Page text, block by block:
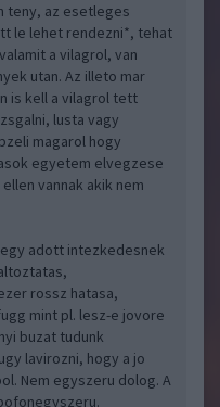
teny, az esetleges
le lehet rendezni*, tehat
a vilagrol, van
utan. Az illeto mar
is kell a vilagrol tett
lusta vagy
magarol hogy
egyetem elvegzese
vannak akik nem
adott intezkedesnek
rossz hatasa,
mint pl. lesz-e jovore
buzat tudunk
lavirozni, hogy a jo
Nem egyszeru dolog. A